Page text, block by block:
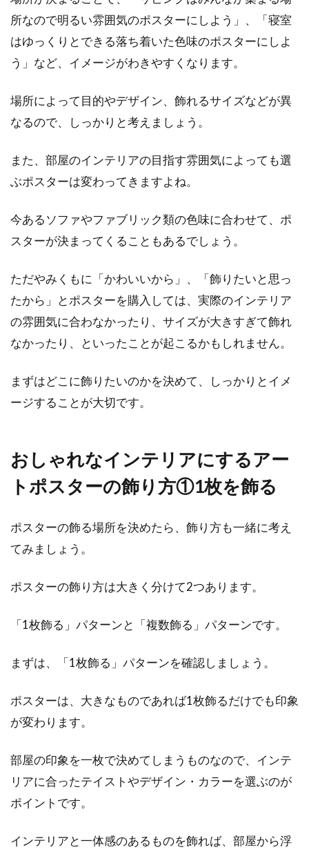
たりする方は別ですが、転勤等で初めて子供を
含む家族全員...
1LDKのキッチンの運気アップ！風水
から考えるレイアウト
部屋を清潔に片付けたいと思っていても、なか
なかできないことがありますよね。忙しかった
必要なインテリアとは？
1LDKの部屋で二人暮らしをしようと考えている
が1...
日本の木造住宅では、「継手（つぎて）」と
「仕口（しぐち）」という匠の技が、建物の構
リット・デメリットを解説
マイホームの庭に天然芝を選ぶ方は多いです。
などメン...
いくつかに分筆された複数の土地を所持してい
所なので明るい雰囲気のポスターにしよう」、「寝室
はゆっくりとできる落ち着いた色味のポスターにしよ
う」など、イメージがわきやすくなります。
場所によって目的やデザイン、飾れるサイズなどが異
なるので、しっかりと考えましょう。
また、部屋のインテリアの目指す雰囲気によっても選
ぶポスターは変わってきますよね。
今あるソファやファブリック類の色味に合わせて、ポ
スターが決まってくることもあるでしょう。
ただやみくもに「かわいいから」、「飾りたいと思っ
たから」とポスターを購入しては、実際のインテリア
の雰囲気に合わなかったり、サイズが大きすぎて飾れ
なかったり、といったことが起こるかもしれません。
まずはどこに飾りたいのかを決めて、しっかりとイメ
ージすることが大切です。
おしゃれなインテリアにするアー
トポスターの飾り方①1枚を飾る
ポスターの飾る場所を決めたら、飾り方も一緒に考え
てみましょう。
ポスターの飾り方は大きく分けて2つあります。
「1枚飾る」パターンと「複数飾る」パターンです。
まずは、「1枚飾る」パターンを確認しましょう。
ポスターは、大きなものであれば1枚飾るだけでも印象
が変わります。
部屋の印象を一枚で決めてしまうものなので、インテ
リアに合ったテイストやデザイン・カラーを選ぶのが
ポイントです。
インテリアと一体感のあるものを飾れば、部屋から浮